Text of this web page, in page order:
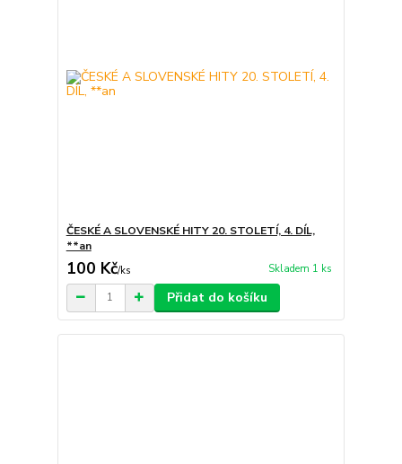
ČESKÉ A SLOVENSKÉ HITY 20. STOLETÍ, 4. DÍL,
**an
100 Kč/ks Skladem 1 ks
Přidat do košíku